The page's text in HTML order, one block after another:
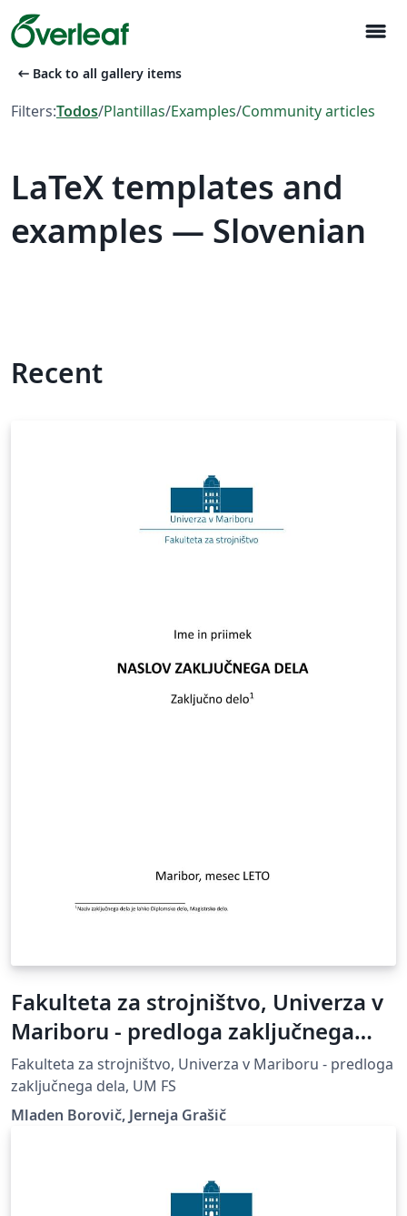
menu
arrow_left_alt Back to all gallery items
Filters:Todos/Plantillas/Examples/Community articles
LaTeX templates and
examples — Slovenian
Recent
Fakulteta za strojništvo, Univerza v
Mariboru - predloga zaključnega
dela
Fakulteta za strojništvo, Univerza v Mariboru - predloga
zaključnega dela, UM FS
Mladen Borovič, Jerneja Grašič